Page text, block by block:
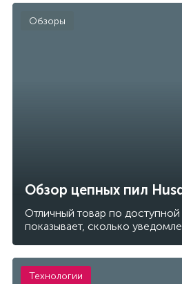
Обзор цепных пил
Отличный товар по
показывает, сколько
Обзоры
Технологии